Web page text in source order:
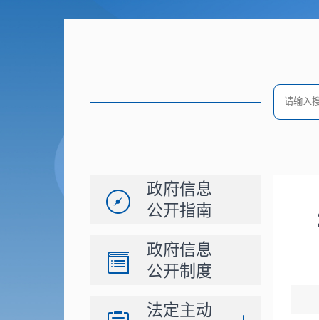
政府信息
公开指南
政府信息
公开制度
法定主动